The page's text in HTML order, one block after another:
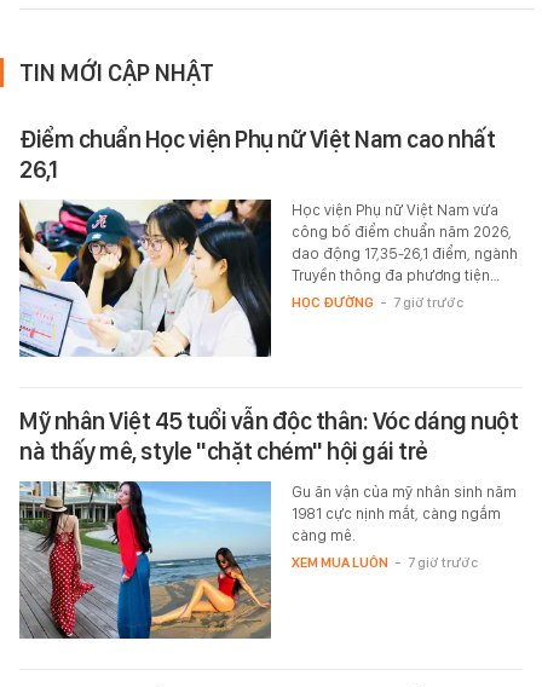
TIN MỚI CẬP NHẬT
Điểm chuẩn Học viện Phụ nữ Việt Nam cao nhất
26,1
Học viện Phụ nữ Việt Nam vừa
công bố điểm chuẩn năm 2026,
dao động 17,35-26,1 điểm, ngành
Truyền thông đa phương tiện…
HỌC ĐƯỜNG - 7 giờ trước
Mỹ nhân Việt 45 tuổi vẫn độc thân: Vóc dáng nuột
nà thấy mê, style "chặt chém" hội gái trẻ
Gu ăn vận của mỹ nhân sinh năm
1981 cực nịnh mắt, càng ngắm
càng mê.
XEM MUA LUÔN - 7 giờ trước